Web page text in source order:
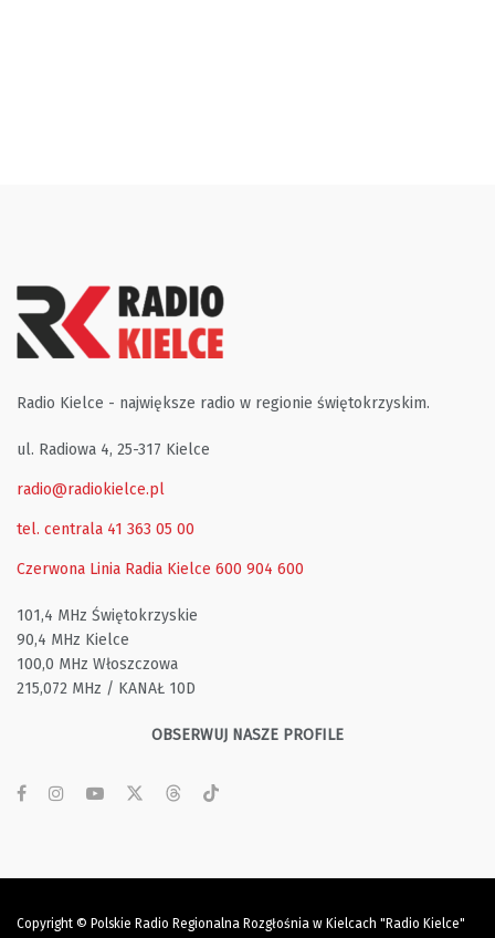
Radio Kielce - największe radio w regionie świętokrzyskim.
ul. Radiowa 4, 25-317 Kielce
radio@radiokielce.pl
tel. centrala 41 363 05 00
Czerwona Linia Radia Kielce 600 904 600
101,4 MHz Świętokrzyskie
90,4 MHz Kielce
100,0 MHz Włoszczowa
215,072 MHz / KANAŁ 10D
OBSERWUJ NASZE PROFILE
Copyright © Polskie Radio Regionalna Rozgłośnia w Kielcach "Radio Kielce"